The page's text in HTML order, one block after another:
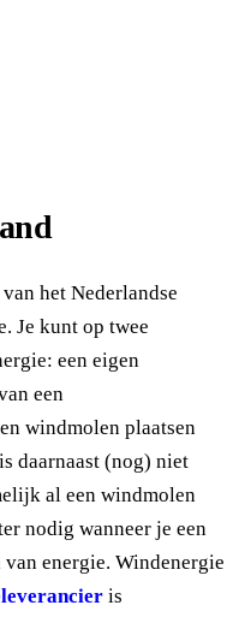
het Nederlandse
Je kunt op twee
een eigen
een
windmolen plaatsen
daarnaast (nog) niet
al een windmolen
nodig wanneer je een
energie. Windenergie
is